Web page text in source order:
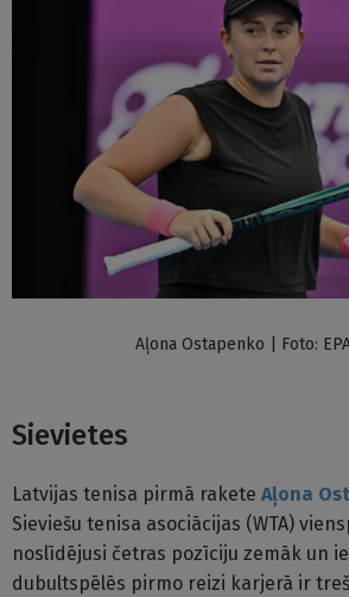
Aļona Ostapenko | Foto:
Sievietes
Latvijas tenisa pirmā rakete Aļona
Sieviešu tenisa asociācijas (WTA)
noslīdējusi četras pozīciju zemāk un
dubultspēlēs pirmo reizi karjerā ir